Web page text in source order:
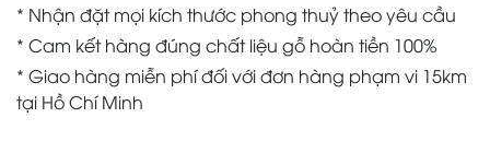
* Nhận đặt mọi kích thước phong thuỷ theo yêu cầu
* Cam kết hàng đúng chất liệu gỗ hoàn tiền 100%
* Giao hàng miễn phí đối với đơn hàng phạm vi 15km
tại Hồ Chí Minh